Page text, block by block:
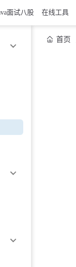
面试八股 在线工具
首页